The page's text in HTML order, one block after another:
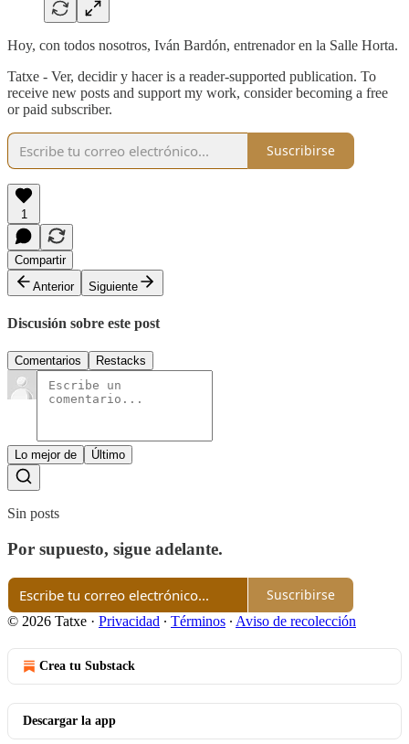
Hoy, con todos nosotros, Iván Bardón, entrenador en la Salle Horta.
Tatxe - Ver, decidir y hacer is a reader-supported publication. To
receive new posts and support my work, consider becoming a free
or paid subscriber.
Suscribirse
1
Compartir
Anterior
Siguiente
Discusión sobre este post
Comentarios Restacks
Lo mejor de Último
Sin posts
Por supuesto, sigue adelante.
Suscribirse
© 2026 Tatxe · Privacidad ∙ Términos ∙ Aviso de recolección
Crea tu Substack
Descargar la app